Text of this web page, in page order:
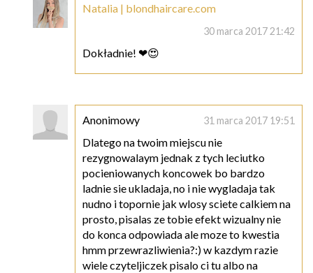
Natalia | blondhaircare.com
30 marca 2017 21:42
Dokładnie! ❤😍
Anonimowy 31 marca 2017 19:51
Dlatego na twoim miejscu nie
rezygnowalaym jednak z tych leciutko
pocieniowanych koncowek bo bardzo
ladnie sie ukladaja, no i nie wygladaja tak
nudno i topornie jak wlosy sciete calkiem na
prosto, pisalas ze tobie efekt wizualny nie
do konca odpowiada ale moze to kwestia
hmm przewrazliwienia?:) w kazdym razie
wiele czyteljiczek pisalo ci tu albo na